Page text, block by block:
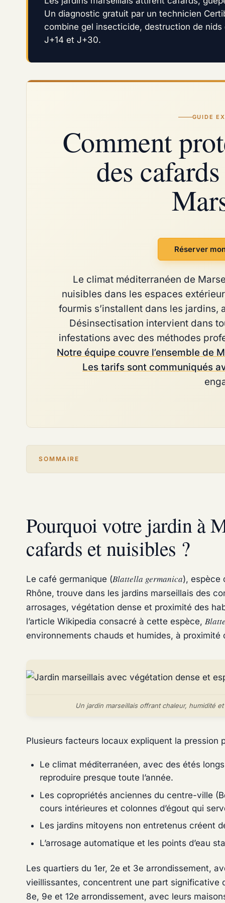
Un diagnostic gratuit par un technicien
combine gel insecticide, destruction de nids
J+14 et J+30.
GUIDE
Comment
des cafards
Réserver
Le climat méditerranéen de
nuisibles dans les espaces
fourmis s’installent dans les jardins,
Désinsectisation intervient dans
infestations avec des méthodes
Notre équipe couvre l’ensemble de
Les tarifs sont communiqués
SOMMAIRE
Pourquoi votre jardin à
cafards et nuisibles ?
Le café germanique (Blattella germanica), espèce
Rhône, trouve dans les jardins marseillais des
arrosages, végétation dense et proximité des
l’article Wikipedia consacré à cette espèce,
environnements chauds et humides, à proximité
Un jardin marseillais offrant chaleur, humidité
Plusieurs facteurs locaux expliquent la pression
Le climat méditerranéen, avec des étés
reproduire presque toute l’année.
Les copropriétés anciennes du centre-ville
cours intérieures et colonnes d’égout qui
Les jardins mitoyens non entretenus créent
L’arrosage automatique et les points d’eau
Les quartiers du 1er, 2e et 3e arrondissement,
vieillissantes, concentrent une part significative
8e, 9e et 12e arrondissement, avec leurs